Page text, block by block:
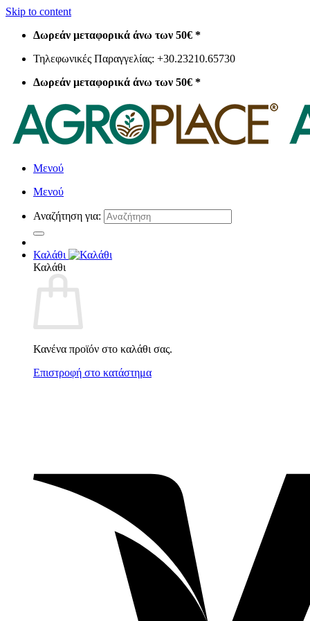
Skip to content
Δωρεάν μεταφορικά άνω των 50€ *
Τηλεφωνικές Παραγγελίας: +30.23210.65730
Δωρεάν μεταφορικά άνω των 50€ *
Μενού
Μενού
Αναζήτηση για:
Καλάθι
Καλάθι
Κανένα προϊόν στο καλάθι σας.
Επιστροφή στο κατάστημα